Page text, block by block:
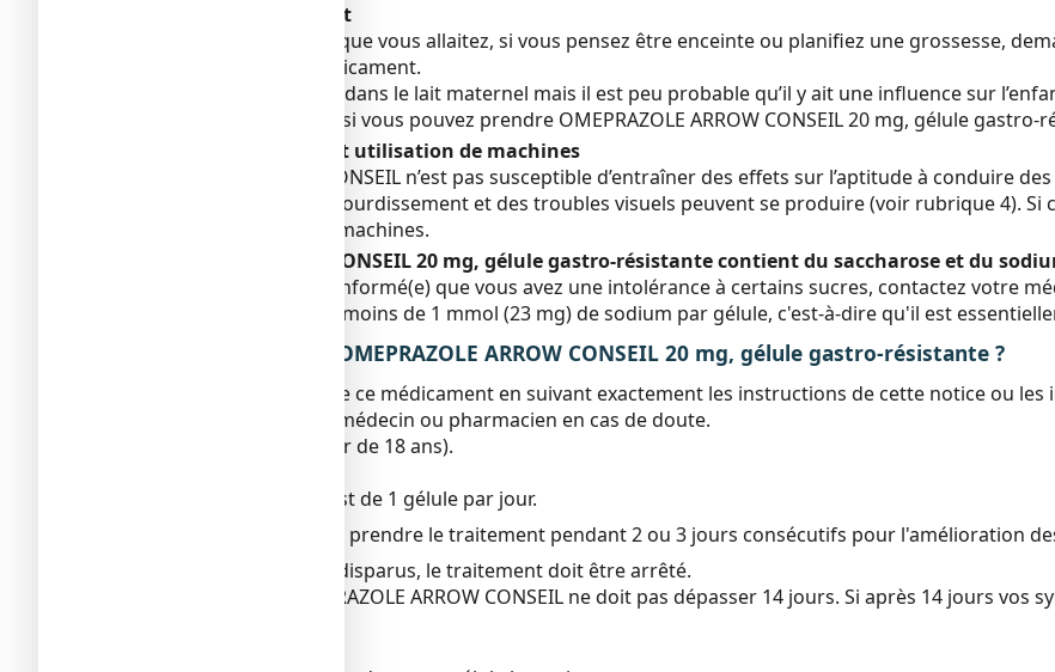
Grossesse et allaitement
Si vous êtes enceinte ou que vous allaitez, si vous pensez être enceinte ou planifiez une grossesse,
avant de prendre ce médicament.
L’oméprazole est excrété dans le lait maternel mais il est peu probable qu’il y ait une influence sur
Votre médecin vous dira si vous pouvez prendre OMEPRAZOLE ARROW CONSEIL 20 mg, gélule
Conduite de véhicules et utilisation de machines
OMEPRAZOLE ARROW CONSEIL n’est pas susceptible d’entraîner des effets sur l’aptitude à conduire
secondaires tels qu’un étourdissement et des troubles visuels peuvent se produire (voir rubrique 4). Si
véhicules ou utiliser des machines.
OMEPRAZOLE ARROW CONSEIL 20 mg, gélule gastro-résistante contient du saccharose et du
Si votre médecin vous a informé(e) que vous avez une intolérance à certains sucres, contactez votre
Ce médicament contient moins de 1 mmol (23 mg) de sodium par gélule, c'est-à-dire qu'il est
3. COMMENT PRENDRE OMEPRAZOLE ARROW CONSEIL 20 mg, gélule gastro-résistante ?
Veillez à toujours prendre ce médicament en suivant exactement les instructions de cette notice ou
Vérifiez auprès de votre médecin ou pharmacien en cas de doute.
Réservé à l'adulte (à partir de 18 ans).
La dose recommandée est de 1 gélule par jour.
Il peut être nécessaire de prendre le traitement pendant 2 ou 3 jours consécutifs pour l'amélioration
Une fois les symptômes disparus, le traitement doit être arrêté.
Le traitement par OMEPRAZOLE ARROW CONSEIL ne doit pas dépasser 14 jours. Si après 14 jours